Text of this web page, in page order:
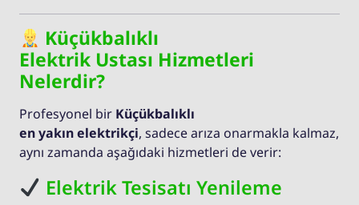
Küçükbalıklı
Elektrik Ustası Hizmetleri
Nelerdir?
Profesyonel bir Küçükbalıklı
en yakın elektrikçi, sadece arıza onarmakla kalmaz,
aynı zamanda aşağıdaki hizmetleri de verir:
Elektrik Tesisatı Yenileme